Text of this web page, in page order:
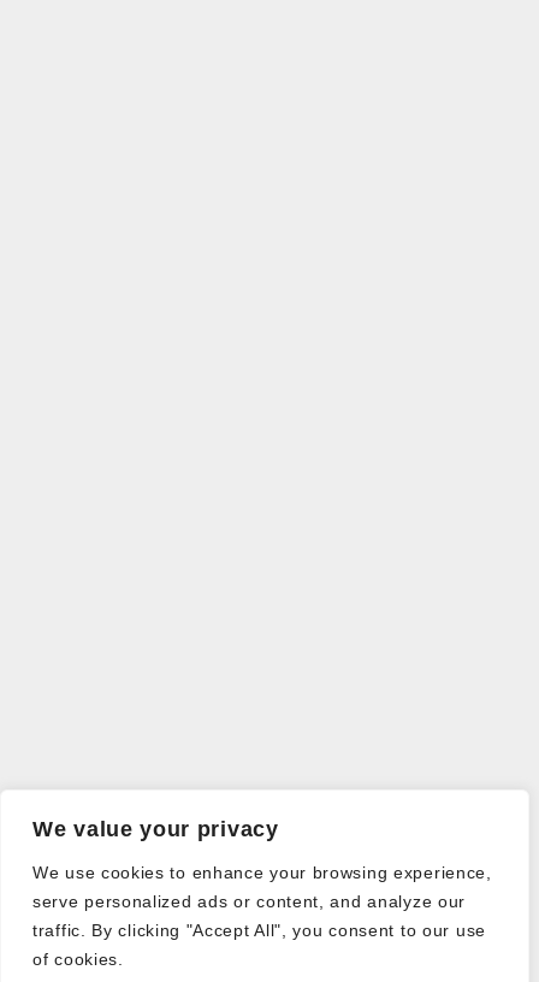
We value your privacy
We use cookies to enhance your browsing experience,
serve personalized ads or content, and analyze our
traffic. By clicking "Accept All", you consent to our use
of cookies.